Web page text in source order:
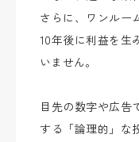
さらに、ワンルー
10年後に利益を生
いません。
目先の数字や広告
する「論理的」な